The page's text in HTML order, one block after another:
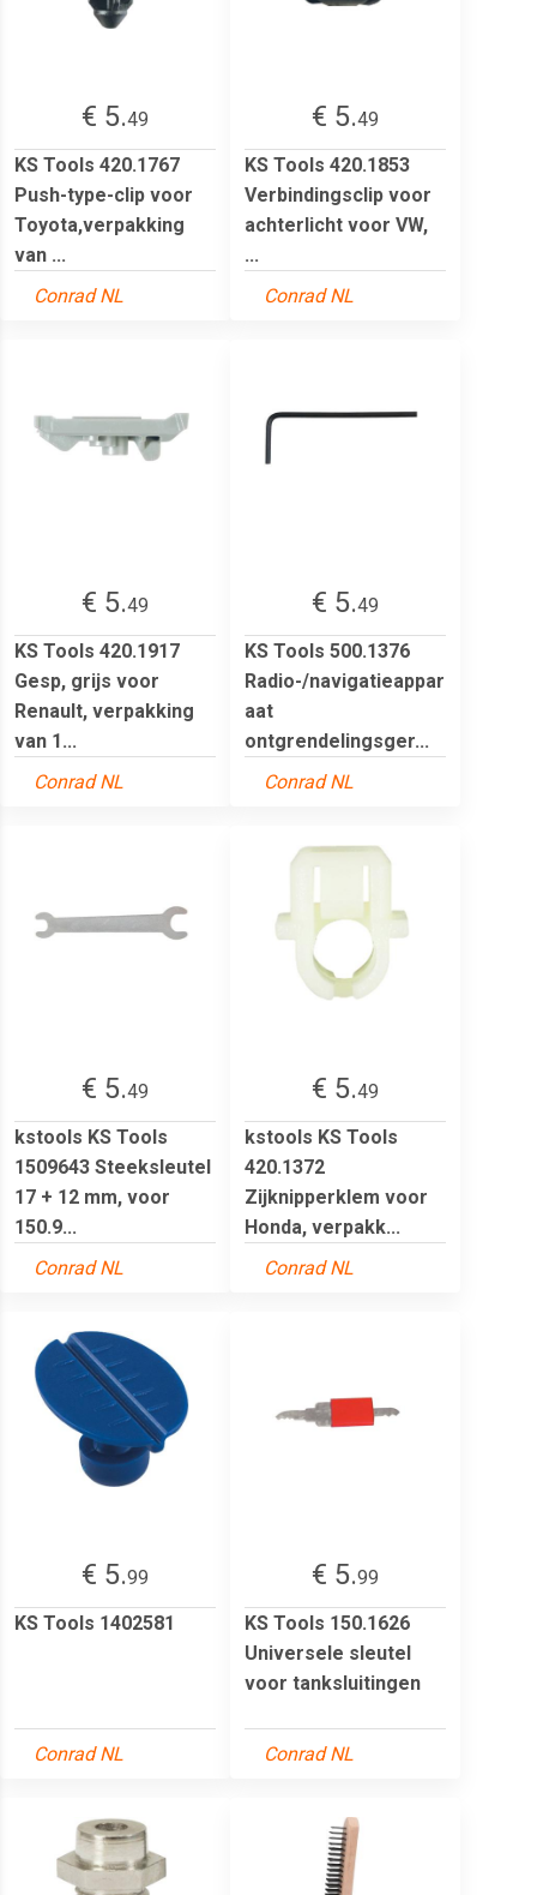
€ 5.49
KS Tools 420.1767
Push-type-clip voor
Toyota,verpakking
van ...
Conrad NL
€ 5.49
KS Tools 420.1853
Verbindingsclip voor
achterlicht voor VW,
...
Conrad NL
€ 5.49
KS Tools 420.1917
Gesp, grijs voor
Renault, verpakking
van 1...
Conrad NL
€ 5.49
KS Tools 500.1376
Radio-/navigatieappar
aat
ontgrendelingsger...
Conrad NL
€ 5.49
kstools KS Tools
1509643 Steeksleutel
17 + 12 mm, voor
150.9...
Conrad NL
€ 5.49
kstools KS Tools
420.1372
Zijknipperklem voor
Honda, verpakk...
Conrad NL
€ 5.99
KS Tools 1402581
Conrad NL
€ 5.99
KS Tools 150.1626
Universele sleutel
voor tanksluitingen
Conrad NL